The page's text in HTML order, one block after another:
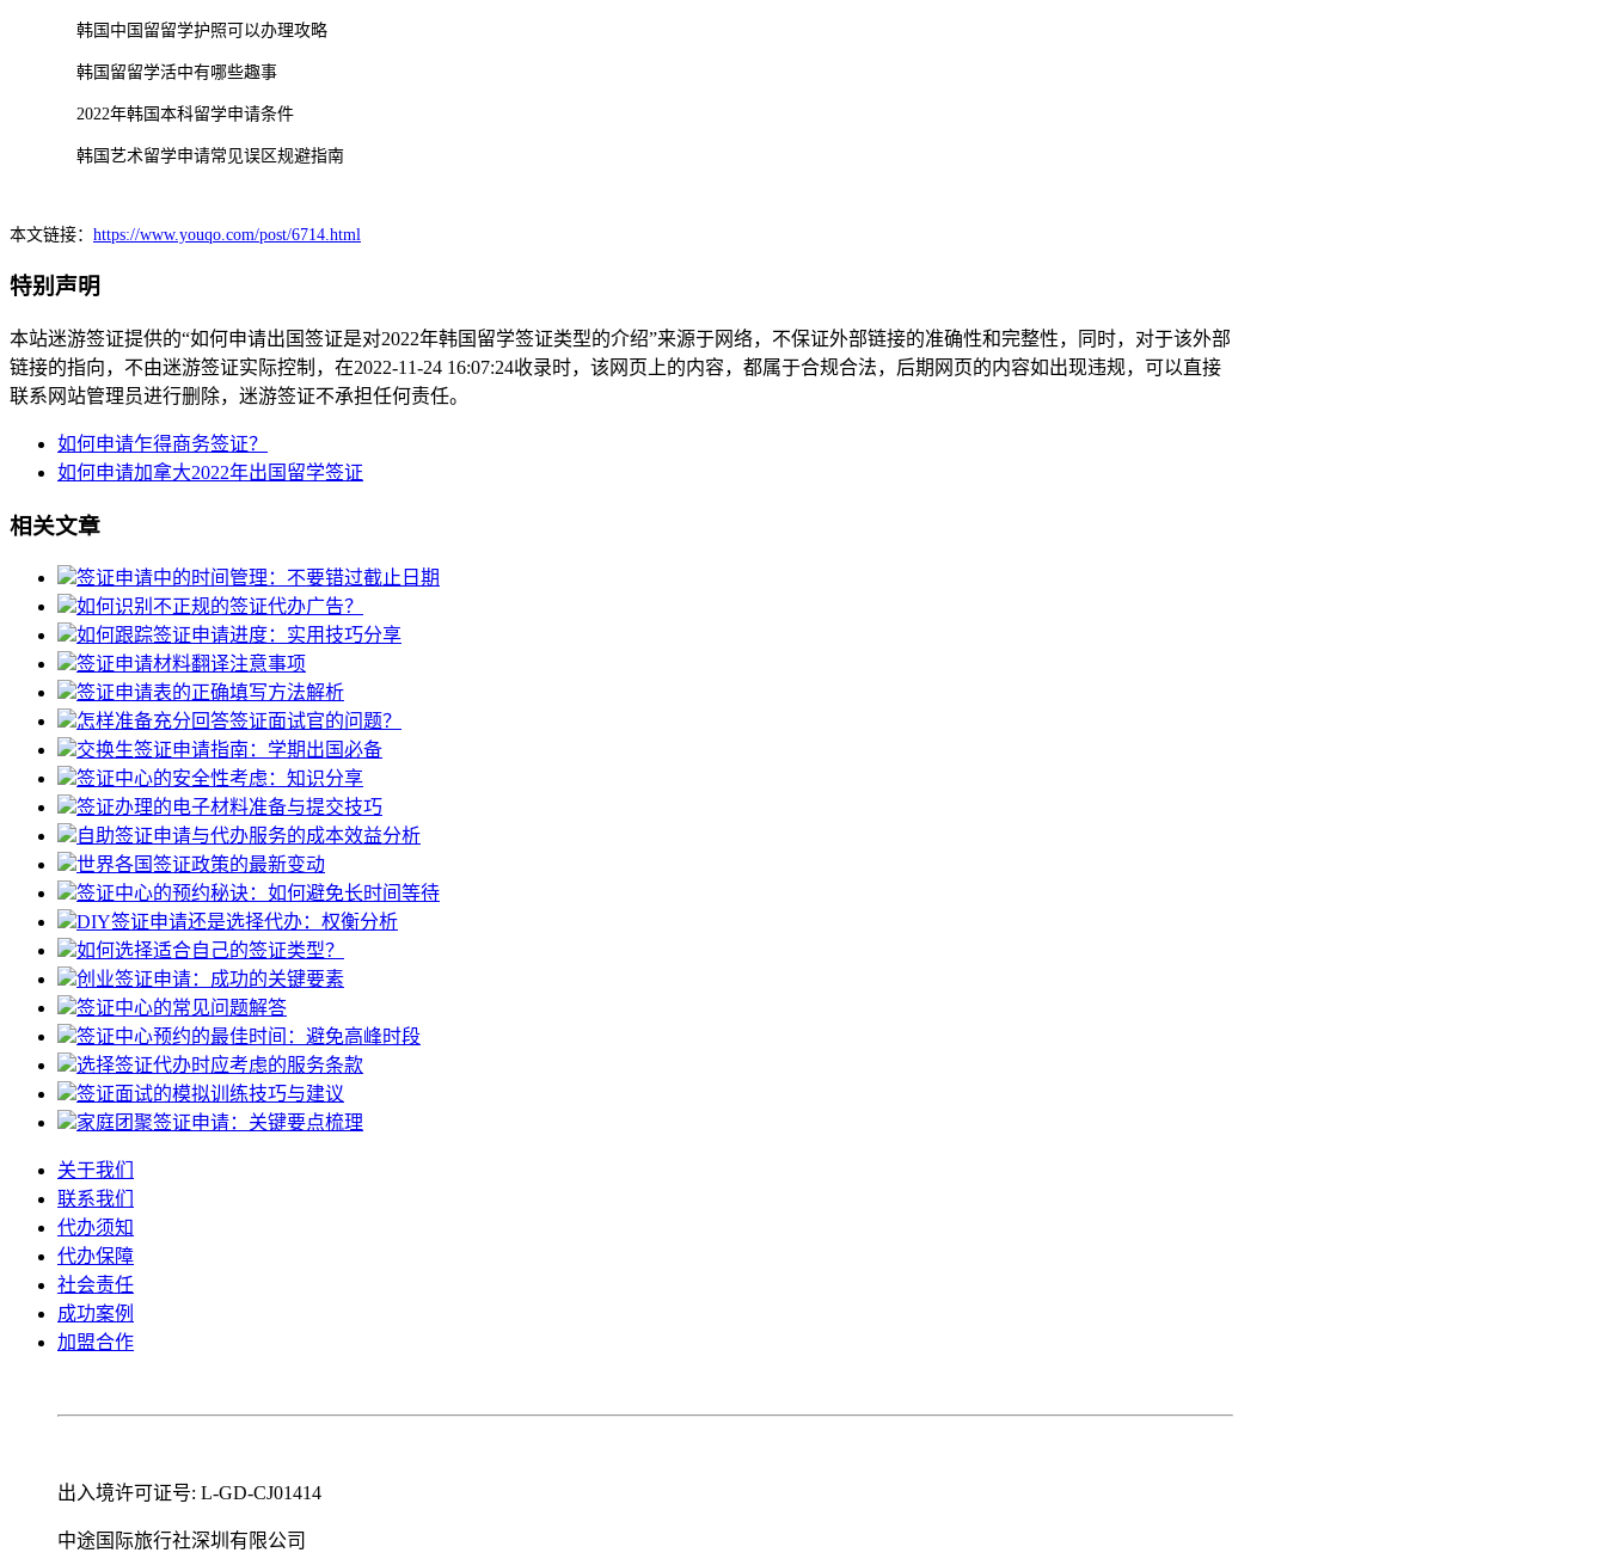
韩国中国留留学护照可以办理攻略
韩国留留学活中有哪些趣事
2022年韩国本科留学申请条件
韩国艺术留学申请常见误区规避指南
本文链接： https://www.youqo.com/post/6714.html
特别声明
本站迷游签证提供的“如何申请出国签证是对2022年韩国留学签证类型的介绍”来源于网络，不保证外部链接的准确性和完整性，同时，对于该外部
链接的指向，不由迷游签证实际控制，在2022-11-24 16:07:24收录时，该网页上的内容，都属于合规合法，后期网页的内容如出现违规，可以直接
联系网站管理员进行删除，迷游签证不承担任何责任。
如何申请乍得商务签证？
如何申请加拿大2022年出国留学签证
相关文章
签证申请中的时间管理：不要错过截止日期
如何识别不正规的签证代办广告？
如何跟踪签证申请进度：实用技巧分享
签证申请材料翻译注意事项
签证申请表的正确填写方法解析
怎样准备充分回答签证面试官的问题？
交换生签证申请指南：学期出国必备
签证中心的安全性考虑：知识分享
签证办理的电子材料准备与提交技巧
自助签证申请与代办服务的成本效益分析
世界各国签证政策的最新变动
签证中心的预约秘诀：如何避免长时间等待
DIY签证申请还是选择代办：权衡分析
如何选择适合自己的签证类型？
创业签证申请：成功的关键要素
签证中心的常见问题解答
签证中心预约的最佳时间：避免高峰时段
选择签证代办时应考虑的服务条款
签证面试的模拟训练技巧与建议
家庭团聚签证申请：关键要点梳理
关于我们
联系我们
代办须知
代办保障
社会责任
成功案例
加盟合作
出入境许可证号: L-GD-CJ01414
中途国际旅行社深圳有限公司